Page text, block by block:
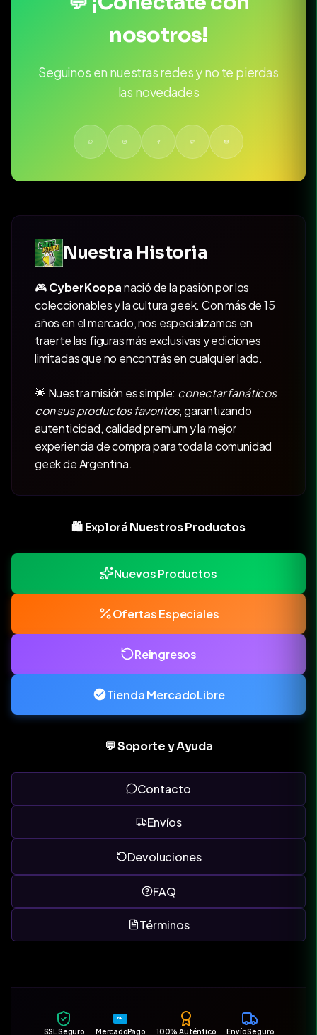
nosotros!
Seguinos en nuestras redes y no te pierdas
las novedades
Nuestra Historia
🎮CyberKoopanació de la pasión por los
coleccionables y la cultura geek. Con más de 15
años en el mercado, nos especializamos en
traerte las figuras más exclusivas y ediciones
limitadas que no encontrás en cualquier lado.
🌟 Nuestra misión es simple: conectar fanáticos
con sus productos favoritos, garantizando
autenticidad, calidad premium y la mejor
experiencia de compra para toda la comunidad
geek de Argentina.
🛍️ Explorá Nuestros Productos
Nuevos Productos
Ofertas Especiales
Reingresos
Tienda MercadoLibre
💬 Soporte y Ayuda
Contacto
Envíos
Devoluciones
FAQ
Términos
SSL Seguro
MP
MercadoPago 100% Auténtico Envío Seguro